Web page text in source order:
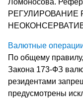
Ломоносова.
Валютные
По общему
Закона 173-ФЗ
резидентами
предусмотрены